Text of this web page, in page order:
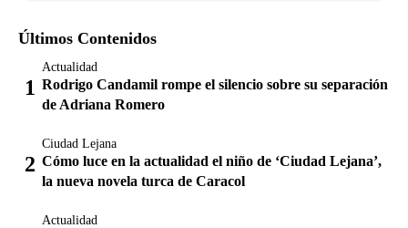
Últimos Contenidos
Actualidad
Rodrigo Candamil rompe el silencio sobre su separación
de Adriana Romero
Ciudad Lejana
Cómo luce en la actualidad el niño de ‘Ciudad Lejana’,
la nueva novela turca de Caracol
Actualidad